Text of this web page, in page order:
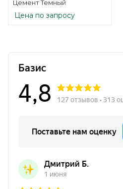
Цемент Темный
Цена по запросу